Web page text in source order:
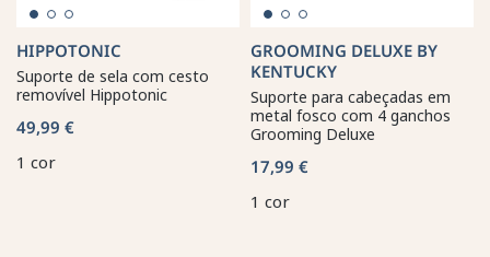
HIPPOTONIC
Suporte de sela com cesto
removível Hippotonic
49,99 €
1 cor
GROOMING DELUXE BY
KENTUCKY
Suporte para cabeçadas em
metal fosco com 4 ganchos
Grooming Deluxe
17,99 €
1 cor